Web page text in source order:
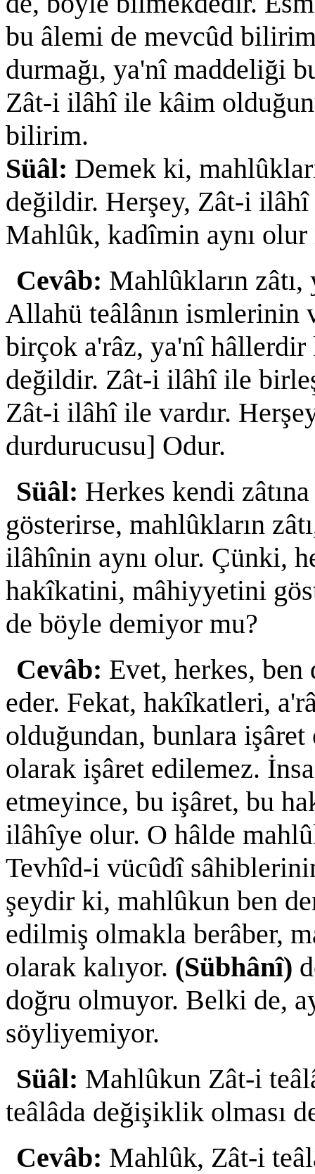
bu âlemi de mevcûd
durmağı, ya'nî maddeliği
Zât-i ilâhî ile kâim
bilirim.
Süâl: Demek ki,
değildir. Herşey, Zât-i
Mahlûk, kadîmin aynı olur
Cevâb: Mahlûkların
Allahü teâlânın ismlerinin
birçok a'râz, ya'nî
değildir. Zât-i ilâhî ile
Zât-i ilâhî ile vardır.
durdurucusu] Odur.
Süâl: Herkes kendi
gösterirse, mahlûkların
ilâhînin aynı olur. Çünki,
hakîkatini, mâhiyyetini
de böyle demiyor mu?
Cevâb: Evet, herkes,
eder. Fekat, hakîkatleri,
olduğundan, bunlara
olarak işâret edilemez.
etmeyince, bu işâret, bu
ilâhîye olur. O hâlde
Tevhîd-i vücûdî
şeydir ki, mahlûkun ben
edilmiş olmakla berâber,
olarak kalıyor. (Sübhânî)
doğru olmuyor. Belki de,
söyliyemiyor.
Süâl: Mahlûkun Zât-i
teâlâda değişiklik olması
Cevâb: Mahlûk, Zât-i